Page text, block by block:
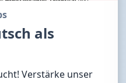
als
Verstärke unser